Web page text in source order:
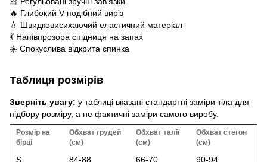
🔥 Глибокий V-подібний виріз
💧 Швидковисихаючий еластичний матеріал
💃 Напівпрозора спідниця на запах
☀️ Спокуслива відкрита спинка
Таблиця розмірів
Зверніть увагу: у таблиці вказані стандартні заміри тіла для
підбору розміру, а не фактичні заміри самого виробу.
Розмір на
бірці
Обхват грудей
(см)
Обхват талії
(см)
Обхват стегон
(см)
S 84-88 66-70
90-94